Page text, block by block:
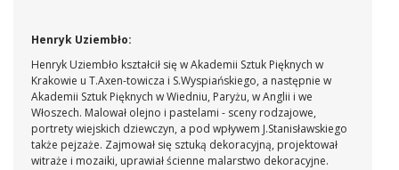
Henryk Uziembło:
Henryk Uziembło kształcił się w Akademii Sztuk Pięknych w
Krakowie u T.Axen-towicza i S.Wyspiańskiego, a następnie w
Akademii Sztuk Pięknych w Wiedniu, Paryżu, w Anglii i we
Włoszech. Malował olejno i pastelami - sceny rodzajowe,
portrety wiejskich dziewczyn, a pod wpływem J.Stanisławskiego
także pejzaże. Zajmował się sztuką dekoracyjną, projektował
witraże i mozaiki, uprawiał ścienne malarstwo dekoracyjne.